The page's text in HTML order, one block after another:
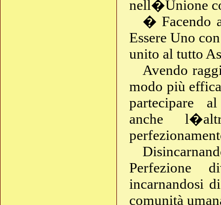
nell�Unione
� Facendo
Essere Uno
unito al tutto
Avendo
modo più
partecipare
anche
Perfezione
incarnandosi
comunità